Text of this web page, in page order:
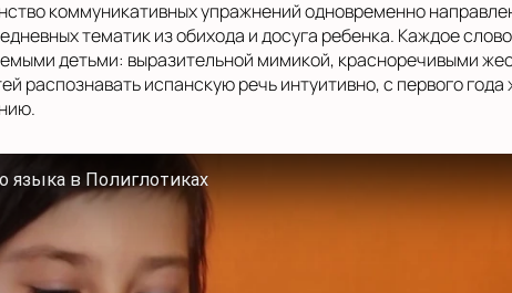
коммуникативных упражнений одновременно
тематик из обихода и досуга ребенка. Каждое
детьми: выразительной мимикой, красноречивыми
распознавать испанскую речь интуитивно, с первого
языка в Полиглотиках